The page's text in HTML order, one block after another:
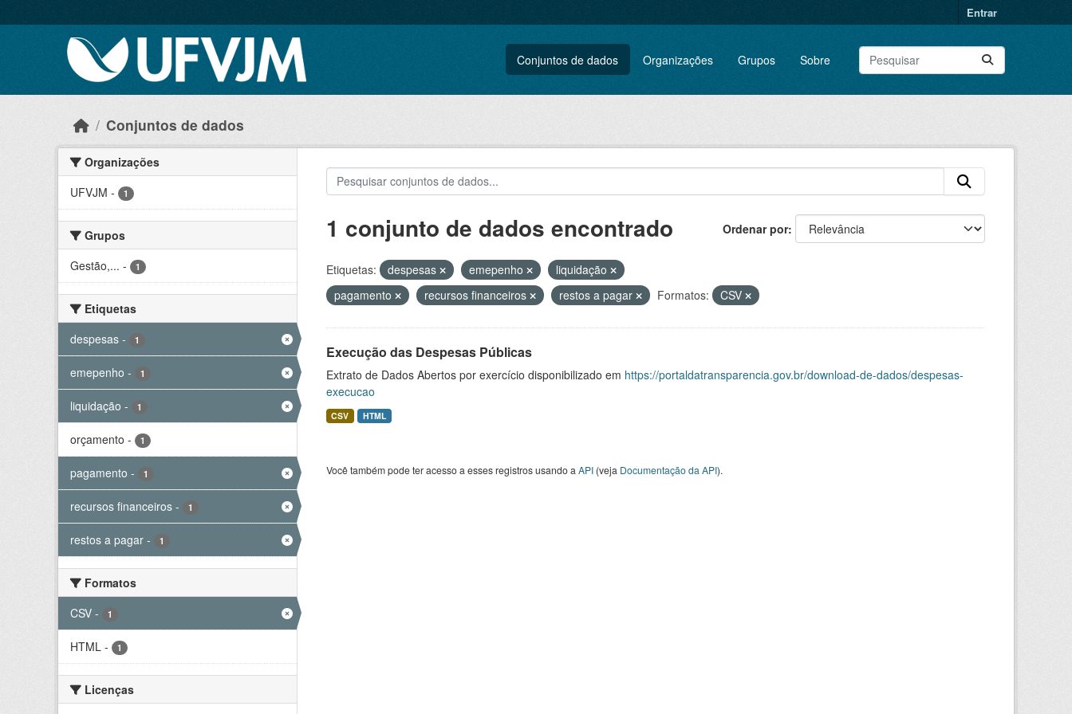
Entrar
Conjuntos de dados Organizações Grupos Sobre
Conjuntos de dados
Organizações
UFVJM - 1
Grupos
Gestão,... - 1
Etiquetas
despesas - 1
emepenho - 1
liquidação - 1
orçamento - 1
pagamento - 1
recursos financeiros - 1
restos a pagar - 1
Formatos
CSV - 1
HTML - 1
Licenças
Ordenar por
1 conjunto de dados encontrado
Etiquetas: despesas emepenho
liquidação
pagamento
recursos financeiros restos a pagar Formatos: CSV
Execução das Despesas Públicas
Extrato de Dados Abertos por exercício disponibilizado em https://portaldatransparencia.gov.br/download-de-dados/despesas-
execucao
CSV HTML
Você também pode ter acesso a esses registros usando a API(veja Documentação da API).